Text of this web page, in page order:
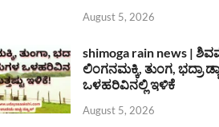
August 5, 2026
shimoga rain news |
ಲಿಂಗನಮಕ್ಕಿ, ತುಂಗ, ಭದ್ರಾ
ಒಳಹರಿವಿನಲ್ಲಿ ಇಳಿಕೆ
August 5, 2026